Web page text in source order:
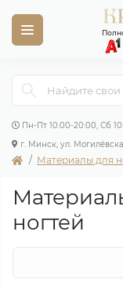
Пн-Пт 10:00-20:00, Сб
г. Минск, ул.
Материалы для
ногтей